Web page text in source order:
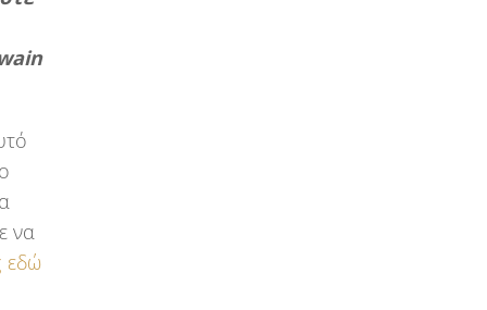
να
εδώ